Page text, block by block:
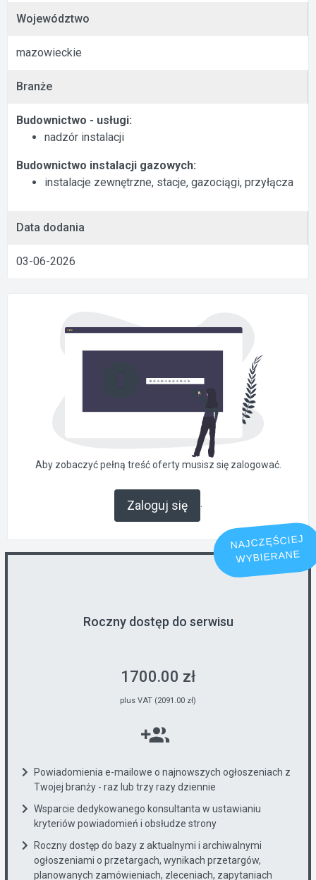
Województwo
mazowieckie
Branże
Budownictwo - usługi:
nadzór instalacji
Budownictwo instalacji gazowych:
instalacje zewnętrzne, stacje, gazociągi, przyłącza
Data dodania
03-06-2026
Aby zobaczyć pełną treść oferty musisz się zalogować.
Zaloguj się .
NAJCZĘŚCIEJ
WYBIERANE
Roczny dostęp do serwisu
1700.00 zł
plus VAT (2091.00 zł)
Powiadomienia e-mailowe o najnowszych ogłoszeniach z
Twojej branży - raz lub trzy razy dziennie
Wsparcie dedykowanego konsultanta w ustawianiu
kryteriów powiadomień i obsłudze strony
Roczny dostęp do bazy z aktualnymi i archiwalnymi
ogłoszeniami o przetargach, wynikach przetargów,
planowanych zamówieniach, zleceniach, zapytaniach